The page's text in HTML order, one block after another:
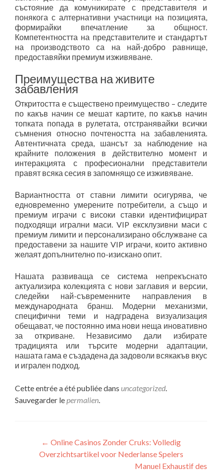
състояние да комуникирате с представителя и
понякога с алтернативни участници на позицията,
формирайки впечатление за общност.
Компетентността на представителите и стандартът
на производството са на най-добро равнище,
предоставяйки премиум изживяване.
Преимущества на живите
забавления
Откритостта е съществено преимущество – следите
по какъв начин се мешат картите, по какъв начин
топката попада в рулетата, отстранявайки всички
съмнения относно почтеността на забавленията.
Автентичната среда, шансът за наблюдение на
крайните положения в действително момент и
интеракцията с професионални представители
правят всяка сесия в запомнящо се изживяване.
Вариантността от ставни лимити осигурява, че
едновременно умерените потребители, а също и
премиум играчи с високи ставки идентифицират
подходящи игрални маси. VIP ексклузивни маси с
премиум лимити и персонализирано обслужване са
предоставени за нашите VIP играчи, които активно
желаят допълнително по-изискано опит.
Нашата развиваща се система непрекъснато
актуализира колекцията с нови заглавия и версии,
следейки най-съвременните направления в
международната бранш. Модерни механизми,
специфични теми и надградена визуализация
обещават, че постоянно има нови неща иновативно
за откриване. Независимо дали избирате
традицията или търсите модерни адаптации,
нашата гама е създадена да задоволи всякакъв вкус
и игрален подход.
Cette entrée a été publiée dans uncategorized
Sauvegarder le permalien
← Online Casinos Zonder Cruks: Volledig
Overzichtsartikel voor Nederlanse Spelers
Manuel Exhaustif des